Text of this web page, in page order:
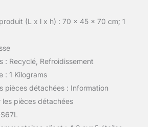
(L x l x h) : 70 x 45 x 70 cm; 1
: Recyclé, Refroidissement
: 1 Kilograms
pièces détachées : Information
les pièces détachées